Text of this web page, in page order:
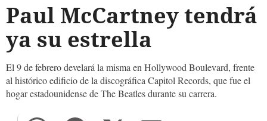
Paul McCartney tendrá
ya su estrella
El 9 de febrero develará la misma en Hollywood Boulevard, frente
al histórico edificio de la discográfica Capitol Records, que fue el
hogar estadounidense de The Beatles durante su carrera.